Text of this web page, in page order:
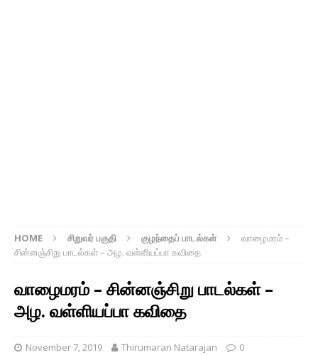
HOME சிறுவர் பகுதி குழந்தைப் பாடல்கள்
வாழைமரம் –
சின்னஞ்சிறு பாடல்கள் – அழ. வள்ளியப்பா கவிதை
வாழைமரம் – சின்னஞ்சிறு பாடல்கள் –
அழ. வள்ளியப்பா கவிதை
November 7, 2019 Thirumaran Natarajan 0